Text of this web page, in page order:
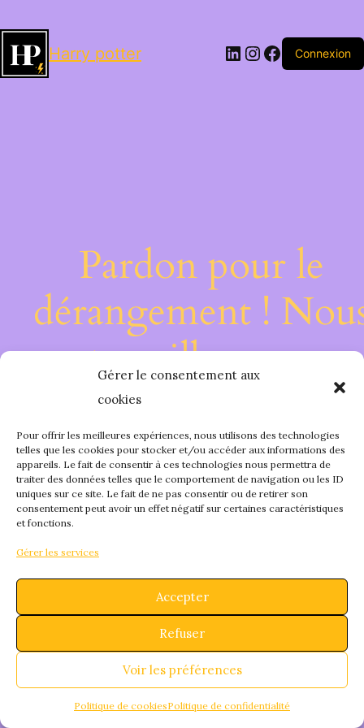
Gérer le consentement aux
cookies
Pour offrir les meilleures expériences, nous utilisons des technologies
telles que les cookies pour stocker et/ou accéder aux informations des
appareils. Le fait de consentir à ces technologies nous permettra de
traiter des données telles que le comportement de navigation ou les ID
uniques sur ce site. Le fait de ne pas consentir ou de retirer son
consentement peut avoir un effet négatif sur certaines caractéristiques
et fonctions.
Gérer les services
Accepter
Refuser
Voir les préférences
Politique de cookiesPolitique de confidentialité
Harry potter LinkedIn
Instagram
Facebook
Connexion
Pardon pour le
dérangement !
travaillons sur
quelque chose de
fantastique –
bientôt !